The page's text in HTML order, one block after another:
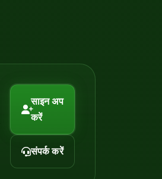
साइन अप
करें
संपर्क करें